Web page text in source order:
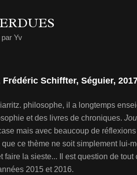
par Yv
Frédéric Schiffter, Séguier,
philosophe, il a longtemps
et des livres de chroniques.
mais avec beaucoup de
ce thème ne soit simplement lui-
faire la sieste... Il est question de
2015 et 2016.